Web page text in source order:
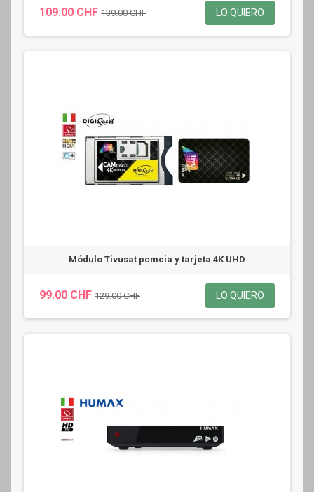
109.00 CHF 139.00 CHF LO QUIERO
Módulo Tivusat pcmcia y tarjeta 4K UHD
99.00 CHF 129.00 CHF LO QUIERO